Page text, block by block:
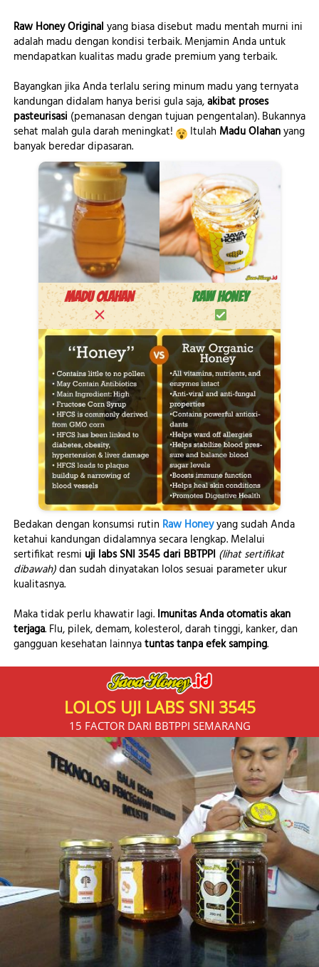
Raw Honey Original yang biasa disebut madu mentah murni ini
adalah madu dengan kondisi terbaik. Menjamin Anda untuk
mendapatkan kualitas madu grade premium yang terbaik.
Bayangkan jika Anda terlalu sering minum madu yang ternyata
kandungan didalam hanya berisi gula saja, akibat proses
pasteurisasi (pemanasan dengan tujuan pengentalan). Bukannya
sehat malah gula darah meningkat!
Itulah Madu Olahan yang
banyak beredar dipasaran.
MADU OLAHAN RAW HONEY
Bedakan dengan konsumsi rutin Raw Honey yang sudah Anda
ketahui kandungan didalamnya secara lengkap. Melalui
sertifikat resmi uji labs SNI 3545 dari BBTPPI (lihat sertifikat
dibawah) dan sudah dinyatakan lolos sesuai parameter ukur
kualitasnya.
Maka tidak perlu khawatir lagi. Imunitas Anda otomatis akan
terjaga. Flu, pilek, demam, kolesterol, darah tinggi, kanker, dan
gangguan kesehatan lainnya tuntas tanpa efek samping.
LOLOS UJI LABS SNI 3545
15 FACTOR DARI BBTPPI SEMARANG